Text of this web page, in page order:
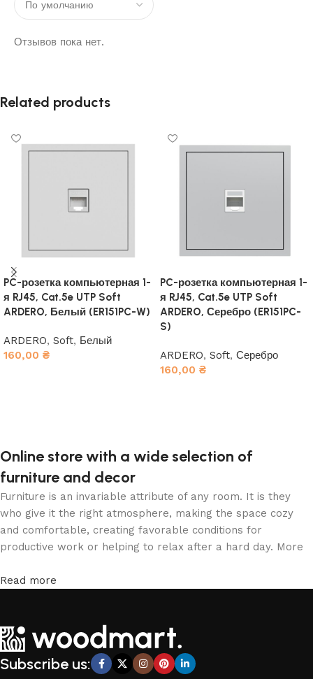
Отзывов пока нет.
Related products
PC-розетка компьютерная 1-
я RJ45, Cat.5e UTP Soft
ARDERO, Белый (ER151PC-W)
ARDERO, Soft, Белый
160,00 ₴
PC-розетка компьютерная 1-
я RJ45, Cat.5e UTP Soft
ARDERO, Серебро (ER151PC-
S)
ARDERO, Soft, Серебро
160,00 ₴
Online store with a wide selection of
furniture and decor
Furniture is an invariable attribute of any room. It is they
who give it the right atmosphere, making the space cozy
and comfortable, creating favorable conditions for
productive work or helping to relax after a hard day. More
online store, when you can sit down at the computer in your
of furniture: both home and office furniture are available.
Furniture production is a modern form of art
Furniture manufacturers, as well as manufacturers of other
Read more
Subscribe us: